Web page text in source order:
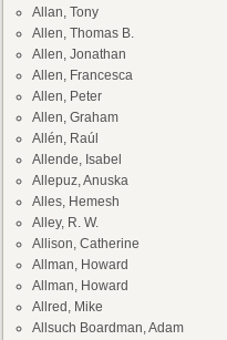
Allan, Tony
Allen, Thomas B.
Allen, Jonathan
Allen, Francesca
Allen, Peter
Allen, Graham
Allén, Raúl
Allende, Isabel
Allepuz, Anuska
Alles, Hemesh
Alley, R. W.
Allison, Catherine
Allman, Howard
Allman, Howard
Allred, Mike
Allsuch Boardman, Adam